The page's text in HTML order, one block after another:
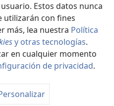
Estos datos nunca
utilizarán con fines
más, lea nuestra Política
y otras tecnologías.
en cualquier momento
de privacidad.
and Tract Society of Pennsylvania.
POLÍTICA DE PRIVACIDAD|
DE PRIVACIDAD